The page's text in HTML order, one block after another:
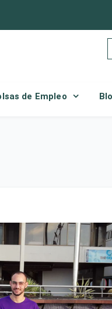
de Empleo